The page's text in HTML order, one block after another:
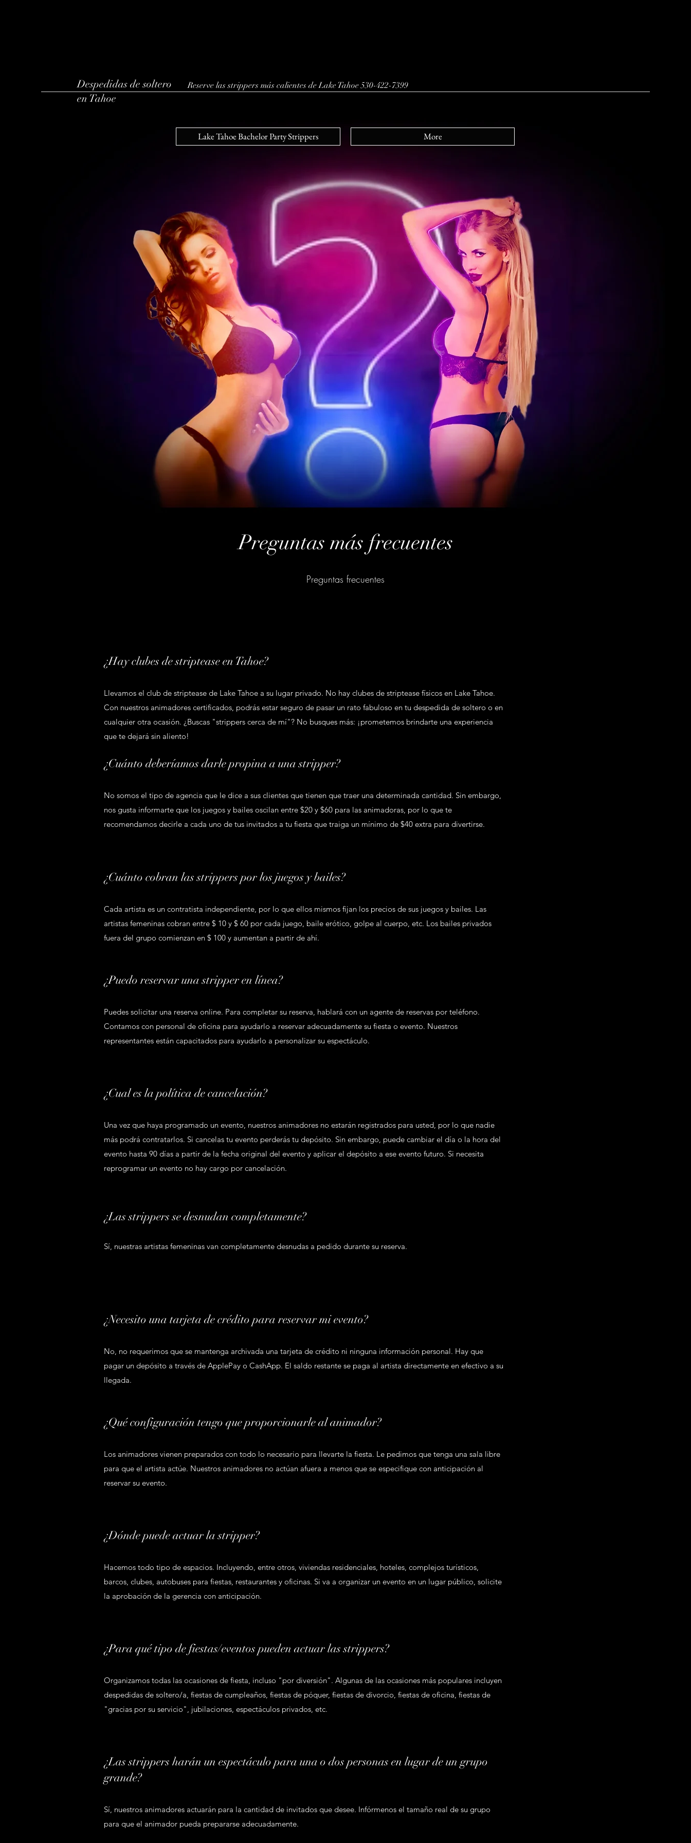
Despedidas de soltero
en Tahoe
Reserve las strippers más calientes de Lake Tahoe 530-422-7399
Lake Tahoe Bachelor Party Strippers More
Preguntas más frecuentes
Preguntas frecuentes
¿Hay clubes de striptease en Tahoe?
Llevamos el club de striptease de Lake Tahoe a su lugar privado. No hay clubes de striptease físicos en Lake Tahoe.
Con nuestros animadores certificados, podrás estar seguro de pasar un rato fabuloso en tu despedida de soltero o en
cualquier otra ocasión. ¿Buscas "strippers cerca de mí"? No busques más: ¡prometemos brindarte una experiencia
que te dejará sin aliento!
¿Cuánto deberíamos darle propina a una stripper?
No somos el tipo de agencia que le dice a sus clientes que tienen que traer una determinada cantidad. Sin embargo,
nos gusta informarte que los juegos y bailes oscilan entre $20 y $60 para las animadoras, por lo que te
recomendamos decirle a cada uno de tus invitados a tu fiesta que traiga un mínimo de $40 extra para divertirse.
¿Cuánto cobran las strippers por los juegos y bailes?
Cada artista es un contratista independiente, por lo que ellos mismos fijan los precios de sus juegos y bailes. Las
artistas femeninas cobran entre $ 10 y $ 60 por cada juego, baile erótico, golpe al cuerpo, etc. Los bailes privados
fuera del grupo comienzan en $ 100 y aumentan a partir de ahí.
¿Puedo reservar una stripper en línea?
Puedes solicitar una reserva online. Para completar su reserva, hablará con un agente de reservas por teléfono.
Contamos con personal de oficina para ayudarlo a reservar adecuadamente su fiesta o evento. Nuestros
representantes están capacitados para ayudarlo a personalizar su espectáculo.
¿Cual es la política de cancelación?
Una vez que haya programado un evento, nuestros animadores no estarán registrados para usted, por lo que nadie
más podrá contratarlos. Si cancelas tu evento perderás tu depósito. Sin embargo, puede cambiar el día o la hora del
evento hasta 90 días a partir de la fecha original del evento y aplicar el depósito a ese evento futuro. Si necesita
reprogramar un evento no hay cargo por cancelación.
¿Las strippers se desnudan completamente?
Sí, nuestras artistas femeninas van completamente desnudas a pedido durante su reserva.
¿Necesito una tarjeta de crédito para reservar mi evento?
No, no requerimos que se mantenga archivada una tarjeta de crédito ni ninguna información personal. Hay que
pagar un depósito a través de ApplePay o CashApp. El saldo restante se paga al artista directamente en efectivo a su
llegada.
¿Qué configuración tengo que proporcionarle al animador?
Los animadores vienen preparados con todo lo necesario para llevarte la fiesta. Le pedimos que tenga una sala libre
para que el artista actúe. Nuestros animadores no actúan afuera a menos que se especifique con anticipación al
reservar su evento.
¿Dónde puede actuar la stripper?
Hacemos todo tipo de espacios. Incluyendo, entre otros, viviendas residenciales, hoteles, complejos turísticos,
barcos, clubes, autobuses para fiestas, restaurantes y oficinas. Si va a organizar un evento en un lugar público, solicite
la aprobación de la gerencia con anticipación.
¿Para qué tipo de fiestas/eventos pueden actuar las strippers?
Organizamos todas las ocasiones de fiesta, incluso "por diversión". Algunas de las ocasiones más populares incluyen
despedidas de soltero/a, fiestas de cumpleaños, fiestas de póquer, fiestas de divorcio, fiestas de oficina, fiestas de
"gracias por su servicio", jubilaciones, espectáculos privados, etc.
¿Las strippers harán un espectáculo para una o dos personas en lugar de un grupo
grande?
Sí, nuestros animadores actuarán para la cantidad de invitados que desee. Infórmenos el tamaño real de su grupo
para que el animador pueda prepararse adecuadamente.